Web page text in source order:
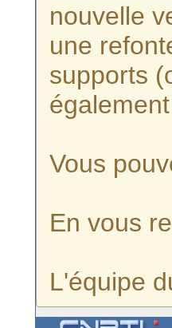
nouvelle
une
supports
Vous
En vous
L'équipe